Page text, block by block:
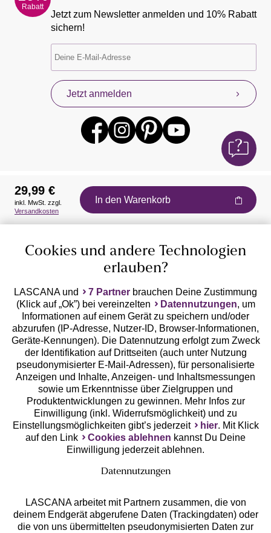
Rabatt
Jetzt zum Newsletter anmelden und 10% Rabatt
sichern!
Jetzt anmelden
Auszeichnungen
Geprüfte Sicherheit
Unsere Apps
Services
29,99 €
inkl. MwSt. zzgl.
Versandkosten
In den Warenkorb
Cookies und andere Technologien
erlauben?
LASCANA und 7 Partner brauchen Deine Zustimmung
(Klick auf „Ok”) bei vereinzelten
Datennutzungen, um
Informationen auf einem Gerät zu speichern und/oder
abzurufen (IP-Adresse, Nutzer-ID, Browser-Informationen,
Geräte-Kennungen). Die Datennutzung erfolgt zum Zweck
der Identifikation auf Drittseiten (auch unter Nutzung
pseudonymisierter E-Mail-Adressen), für personalisierte
Anzeigen und Inhalte, Anzeigen- und Inhaltsmessungen
sowie um Erkenntnisse über Zielgruppen und
Produktentwicklungen zu gewinnen. Mehr Infos zur
Einwilligung (inkl. Widerrufsmöglichkeit) und zu
Einstellungsmöglichkeiten gibt’s jederzeit
hier. Mit Klick
auf den Link
Cookies ablehnen kannst Du Deine
Einwilligung jederzeit ablehnen.
Datennutzungen
LASCANA arbeitet mit Partnern zusammen, die von
deinem Endgerät abgerufene Daten (Trackingdaten) oder
die von uns übermittelten pseudonymisierten Daten zur